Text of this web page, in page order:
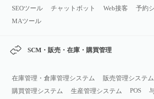
SEOツール
チャットボット Web接客
予約
MAツール
SCM・販売・在庫・購買管理
在庫管理・倉庫管理システム
販売管理システム
購買管理システム
生産管理システム POS